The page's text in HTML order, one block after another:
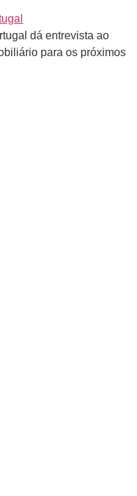
dá entrevista ao
para os próximos